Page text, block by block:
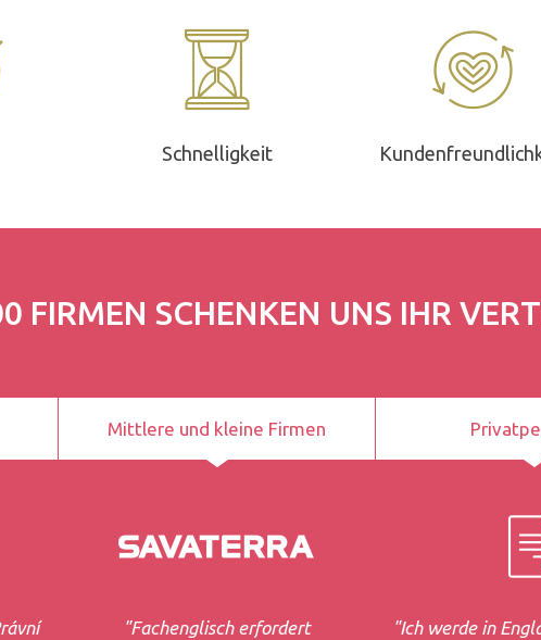
Schnelligkeit
FIRMEN SCHENKEN UNS IHR
Mittlere und kleine Firmen
"Fachenglisch erfordert
"Ich werde in